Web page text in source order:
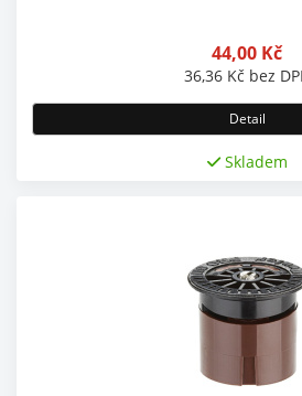
44,00 Kč
36,36 Kč bez
Detail
Skladem